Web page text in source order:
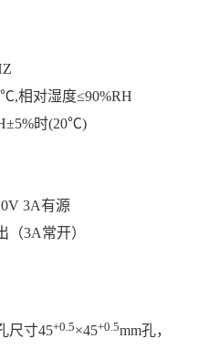
相对湿度≤90%RH
时(20℃)
3A有源
（3A常开）
尺寸45+0.5×45+0.5mm孔，